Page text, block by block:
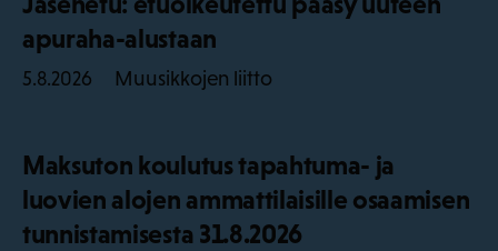
apuraha-alustaan
5.8.2026 Muusikkojen liitto
Maksuton koulutus tapahtuma- ja
luovien alojen ammattilaisille osaamisen
tunnistamisesta 31.8.2026